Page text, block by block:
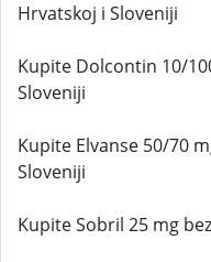
Hrvatskoj i Sloveniji
Kupite Dolcontin 10/
Sloveniji
Kupite Elvanse 50/70
Sloveniji
Kupite Sobril 25 mg